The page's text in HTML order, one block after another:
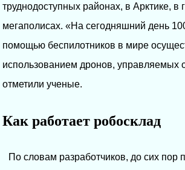
труднодоступных районах, в Арктике, в
мегаполисах. «На сегодняшний день
помощью беспилотников в мире
использованием дронов, управляемых
отметили ученые.
Как работает робосклад
По словам разработчиков, до сих пор